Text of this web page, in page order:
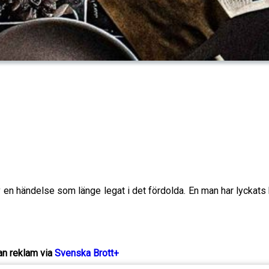
händelse som länge legat i det fördolda. En man har
reklam via Svenska Brott+